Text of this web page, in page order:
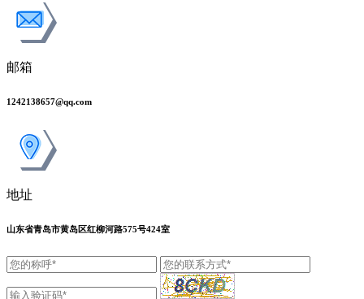
邮箱
1242138657@qq.com
地址
山东省青岛市黄岛区红柳河路575号424室